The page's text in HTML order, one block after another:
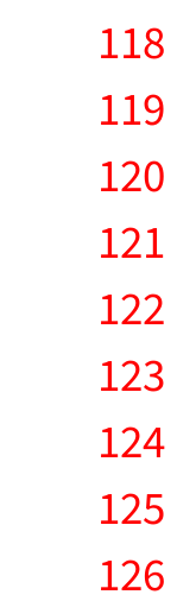
118
119
120
121
122
123
124
125
126